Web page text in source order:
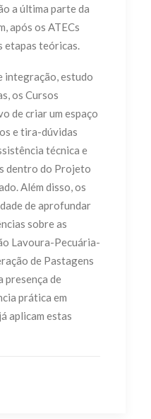
a última parte da
após os ATECs
etapas teóricas.
integração, estudo
os Cursos
de criar um espaço
e tira-dúvidas
técnica e
dentro do Projeto
Além disso, os
de aprofundar
sobre as
Lavoura-Pecuária-
de Pastagens
presença de
prática em
aplicam estas